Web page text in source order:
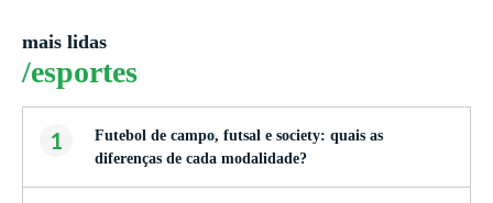
mais lidas
/esportes
1
Futebol de campo, futsal e society: quais as
diferenças de cada modalidade?